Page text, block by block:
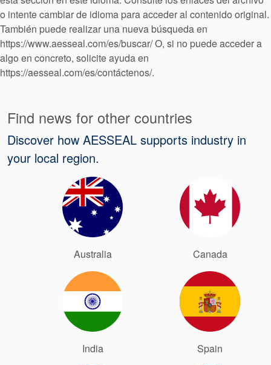
Sistemas
auxiliares de
Reparación
de Cierres
Certificaciones y
estándares
Contacto
o intente cambiar de idioma para acceder al contenido original.
También puede realizar una nueva búsqueda en
https://www.aesseal.com/es/buscar/ O, si no puede acceder a
algo en concreto, solicite ayuda en
https://aesseal.com/es/contáctenos/.
Find news for other countries
Discover how AESSEAL supports industry in
your local region.
Australia Canada
India Spain